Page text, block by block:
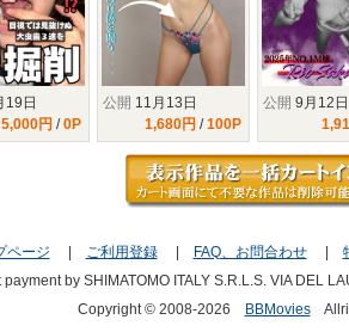
19日
5,000円 /0P
公開 11月13日
1,680円 /100P
公開 9月12日
ページ ご利用登録| FAQ、お問合わせ|
payment by SHIMATOMO ITALY S.R.L.S. VIA DEL
Copyright © 2008-2026
BBMovies